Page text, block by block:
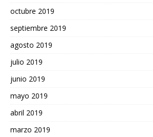
octubre 2019
septiembre 2019
agosto 2019
julio 2019
junio 2019
mayo 2019
abril 2019
marzo 2019